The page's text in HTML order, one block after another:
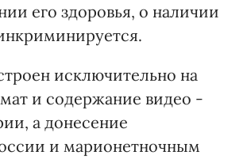
его здоровья, о наличии
исключительно на
и содержание видео -
а донесение
и марионетночным